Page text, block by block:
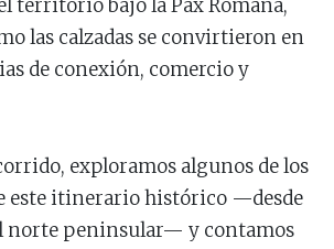
territorio bajo la Pax Romana,
las calzadas se convirtieron en
de conexión, comercio y
exploramos algunos de los
este itinerario histórico —desde
norte peninsular— y contamos